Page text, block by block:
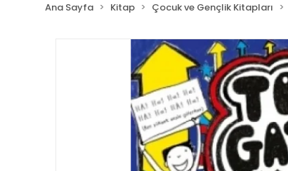
Ana Sayfa Kitap Çocuk ve Gençlik Kitapları